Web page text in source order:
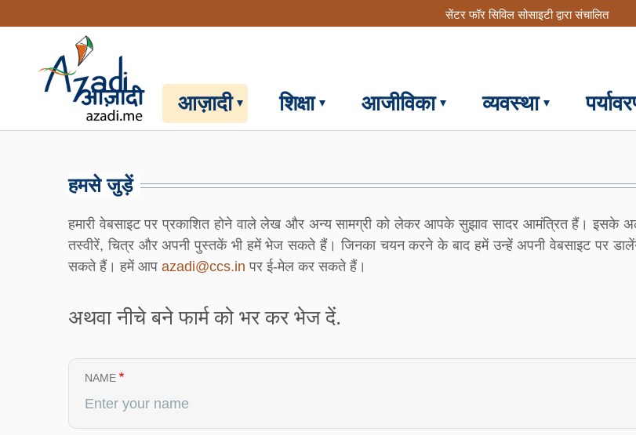
to
content
सेंटर फॉर सिविल सोसाइटी द्वारा संचालित
आज़ादी शिक्षा आजीविका व्यवस्था
हमसे जुड़ें
हमारी वेबसाइट पर प्रकाशित होने वाले लेख और अन्य सामग्री को लेकर आपके सुझाव सादर आमंत्रित हैं।
तस्वीरें, चित्र और अपनी पुस्तकें भी हमें भेज सकते हैं। जिनका चयन करने के बाद हमें उन्हें अपनी वेबसाइट पर
सकते हैं। हमें आप azadi@ccs.in पर ई-मेल कर सकते हैं।
अथवा नीचे बने फार्म को भर कर भेज दें.
NAME